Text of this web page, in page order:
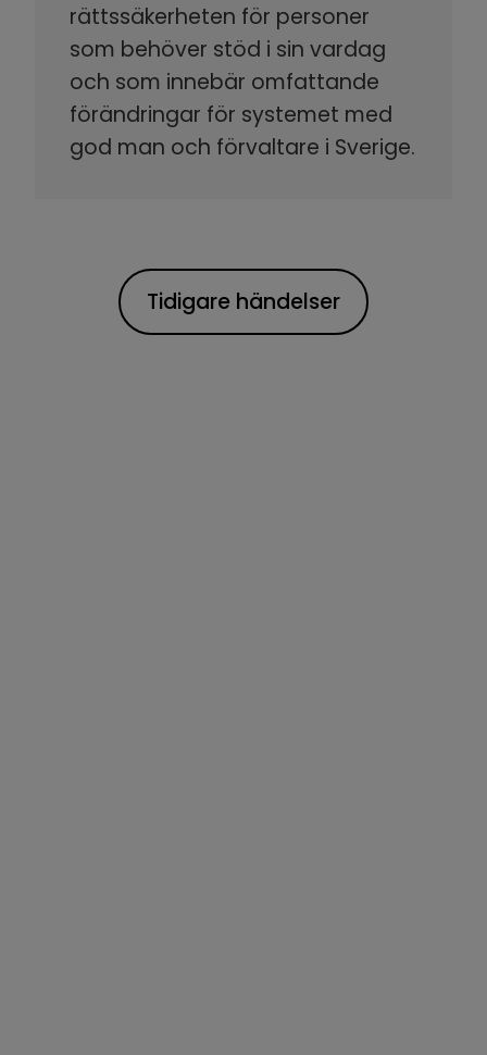
rättssäkerheten för personer
som behöver stöd i sin vardag
och som innebär omfattande
förändringar för systemet med
god man och förvaltare i Sverige.
Tidigare händelser